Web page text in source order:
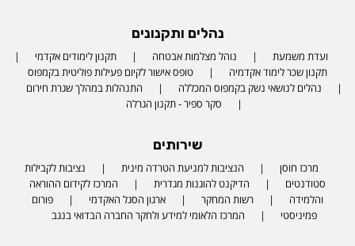
נהלים ותקנונים
ועדת משמעת נוהל מצלמות אבטחה
תקנון לימודים אקדמי
תקנון שכר לימוד אקדמיה
טופס אישור לקיום פעילות פוליטית בקמפוס
נהלים לנושאי נשק בקמפוס המכללה
התנהלות במהלך שגרת חירום
סקר ספיר - תקנון הגרלה
שירותים
מרכז חוסן הנציבות למניעת הטרדה מינית
נציבות לקבילות
סטודנטים
הדיקנט להוגנות מגדרית
המרכז לקידום ההוראה
והלמידה
רשות המחקר ארגון הסגל האקדמי
פורום
פמיניסטי
המרכז הלאומי למידע ולחקר החברה הבדואי בנגב